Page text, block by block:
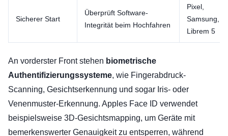
Sicherer Start
Überprüft Software-
Integrität beim Hochfahren
Pixel,
Samsung,
Librem 5
An vorderster Front stehen biometrische
Authentifizierungssysteme, wie Fingerabdruck-
Scanning, Gesichtserkennung und sogar Iris- oder
Venenmuster-Erkennung. Apples Face ID verwendet
beispielsweise 3D-Gesichtsmapping, um Geräte mit
bemerkenswerter Genauigkeit zu entsperren, während